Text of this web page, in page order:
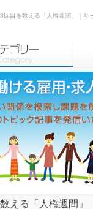
回目を数える「人権週間」｜サ
える「人権週間」